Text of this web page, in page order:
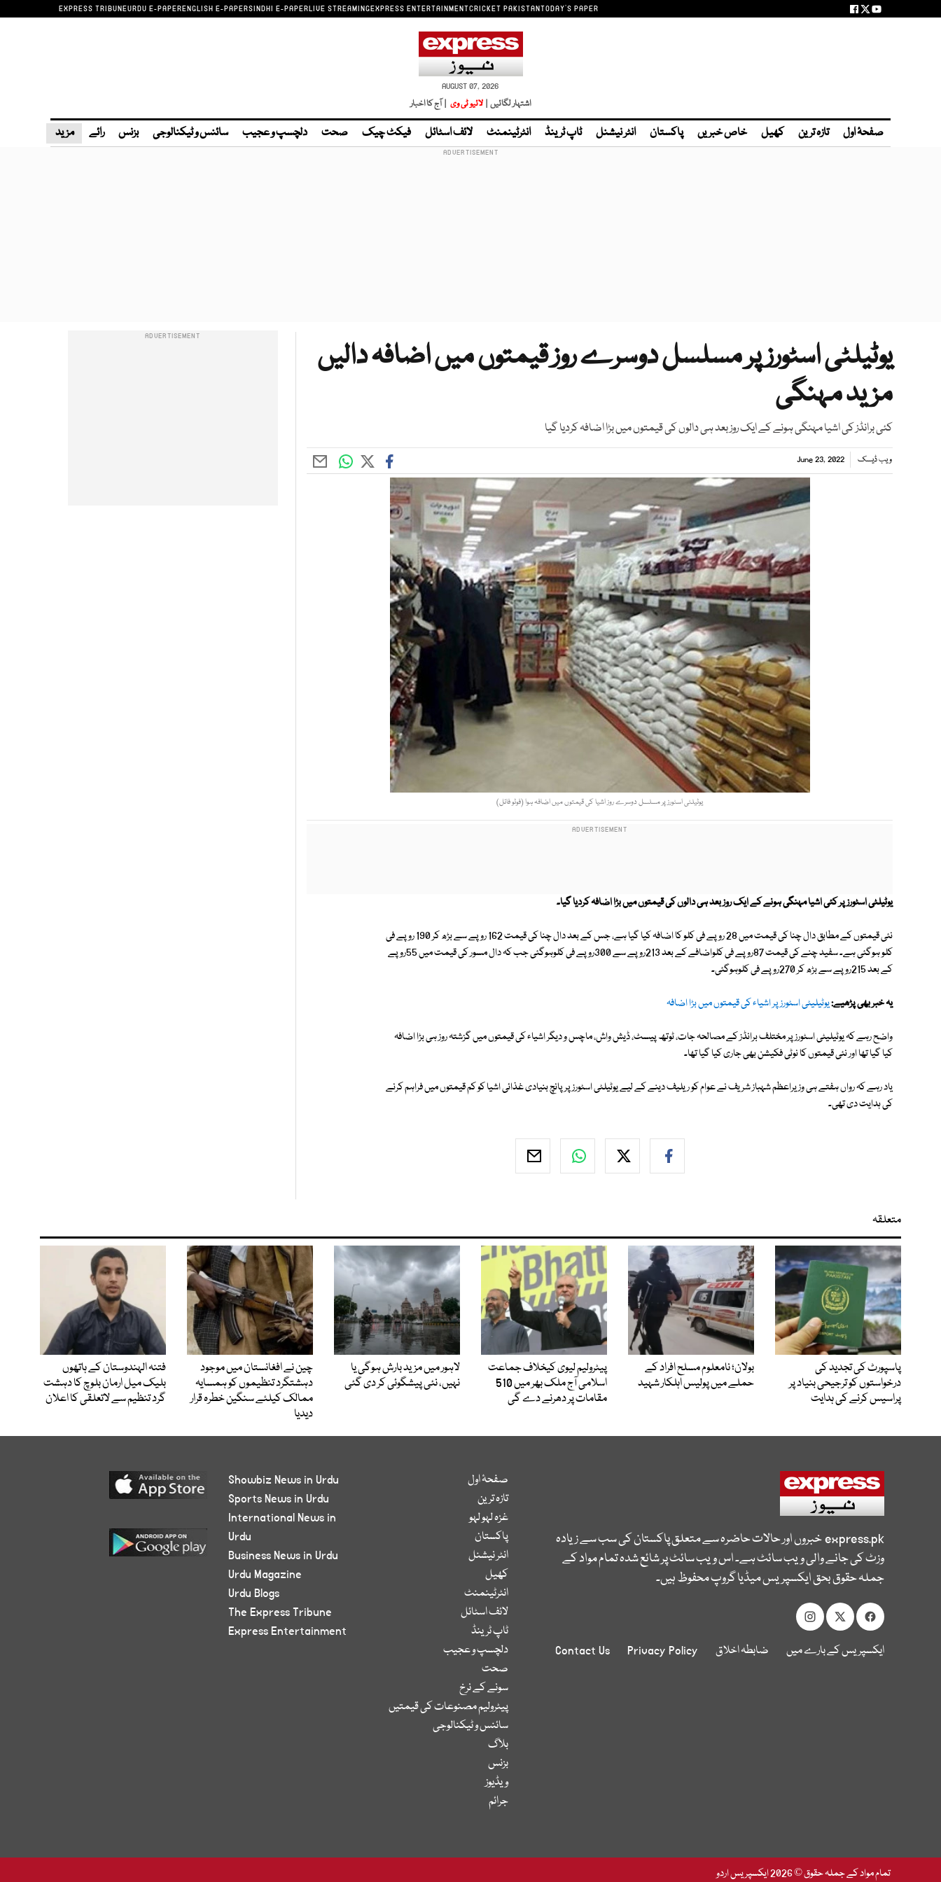
EXPRESS TRIBUNEURDU E-PAPERENGLISH E-PAPERSINDHI E-PAPERLIVE STREAMINGEXPRESS ENTERTAINMENTCRICKET PAKISTANTODAY'S PAPER
AUGUST 07, 2026
اشتہار لگائیں | لائیو ٹی وی | آج کا اخبار
صفحۂ اول تازہ ترین کھیل خاص خبریں پاکستان انٹر نیشنل ٹاپ ٹرینڈ انٹرٹینمنٹ لائف اسٹائل فیکٹ چیک صحت دلچسپ و عجیب سائنس و ٹیکنالوجی بزنس رائے مزید
یوٹیلٹی اسٹورز پر مسلسل دوسرے روز قیمتوں میں اضافہ دالیں
مزید مہنگی
کئی برانڈز کی اشیا مہنگی ہونے کے ایک روز بعد ہی دالوں کی قیمتوں میں بڑا اضافہ کردیا گیا
ویب ڈیسک June 23, 2022
یوٹیلٹی اسٹورز پر مسلسل دوسرے روز اشیا کی قیمتوں میں اضافہ ہوا (فوٹو فائل)
یوٹیلٹی اسٹورز پر کئی اشیا مہنگی ہونے کے ایک روز بعد ہی دالوں کی قیمتوں میں بڑا اضافہ کردیا گیا۔
نئی قیمتوں کے مطابق دال چنا کی قیمت میں 28 روپے فی کلو کا اضافہ کیا گیا ہے، جس کے بعد دال چنا کی قیمت 162 روپے سے بڑھ کر 190 روپے فی
کلو ہوگئی ہے۔ سفید چنے کی قیمت 87روپے فی کلواضافے کے بعد 213روپے سے 300روپے فی کلوہوگئی جب کہ دال مسور کی قیمت میں 55روپے
کے بعد 215روپے سے بڑھ کر 270روپے فی کلوہوگئی۔
یہ خبر بھی پڑھیے:یوٹیلیٹی اسٹورز پر اشیاء کی قیمتوں میں بڑا اضافہ
واضح رہے کہ یوٹیلیٹی اسٹورز پر مختلف برانڈز کے مصالحہ جات، ٹوتھ پیسٹ، ڈیش واش، ماچس و دیگر اشیاء کی قیمتوں میں گزشتہ روز ہی بڑا اضافہ
کیا گیا تھا اور نئی قیمتوں کا نوٹی فکیشن بھی جاری کیا گیا تھا۔
یاد رہے کہ رواں ہفتے ہی وزیراعظم شہباز شریف نے عوام کو ریلیف دینے کے لیے یوٹیلٹی اسٹورز پر پانچ بنیادی غذائی اشیا کو کم قیمتوں میں فراہم کرنے
کی ہدایت دی تھی۔
متعلقہ
پاسپورٹ کی تجدید کی
درخواستوں کو ترجیحی بنیاد پر
پراسیس کرنے کی ہدایت
بولان؛ نامعلوم مسلح افراد کے
حملے میں پولیس اہلکار شہید
پیٹرولیم لیوی کیخلاف جماعت
اسلامی آج ملک بھر میں 510
مقامات پر دھرنے دے گی
لاہور میں مزید بارش ہوگی یا
نہیں، نئی پیشگوئی کر دی گئی
چین نے افغانستان میں موجود
دہشتگرد تنظیموں کو ہمسایہ
ممالک کیلئے سنگین خطرہ قرار
دیدیا
فتنہ الہندوستان کے ہاتھوں
بلیک میل ارمان بلوچ کا دہشت
گرد تنظیم سے لاتعلقی کا اعلان
express.pkخبروں اور حالات حاضرہ سے متعلق پاکستان کی سب سے زیادہ
وزٹ کی جانے والی ویب سائٹ ہے۔ اس ویب سائٹ پر شائع شدہ تمام مواد کے
جملہ حقوق بحق ایکسپریس میڈیا گروپ محفوظ ہیں۔
ایکسپریس کے بارے میں ضابطہ اخلاق Privacy Policy
Contact Us
صفحۂ اول
تازہ ترین
غزہ لہو لہو
پاکستان
انٹر نیشنل
کھیل
انٹرٹینمنٹ
لائف اسٹائل
ٹاپ ٹرینڈ
دلچسپ و عجیب
صحت
سونے کے نرخ
پیٹرولیم مصنوعات کی قیمتیں
سائنس و ٹیکنالوجی
بلاگ
بزنس
ویڈیوز
جرائم
Showbiz News in Urdu
Sports News in Urdu
International News in
Urdu
Business News in Urdu
Urdu Magazine
Urdu Blogs
The Express Tribune
Express Entertainment
تمام مواد کے جملہ حقوق © 2026 ایکسپریس اردو